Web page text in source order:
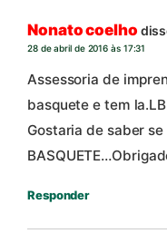
Nonato coelho
28 de abril de 2016 às 17:31
Assessoria de
basquete e tem
Gostaria de saber
Responder